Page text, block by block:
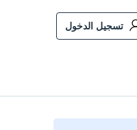
تسجيل الدخول